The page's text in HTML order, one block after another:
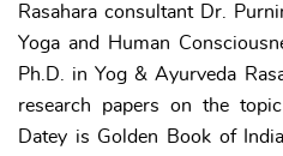
Rasahara consultant Dr.
Yoga and Human
Ph.D. in Yog & Ayurveda
research papers on the
Datey is Golden Book of